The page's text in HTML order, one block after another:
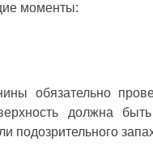
моменты:
обязательно
должна
подозрительного